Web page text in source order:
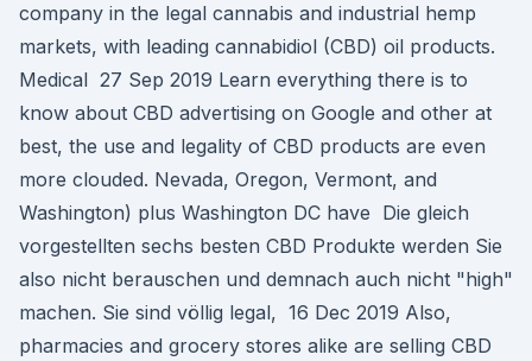
company in the legal cannabis and industrial hemp
markets, with leading cannabidiol (CBD) oil products.
Medical 27 Sep 2019 Learn everything there is to
know about CBD advertising on Google and other at
best, the use and legality of CBD products are even
more clouded. Nevada, Oregon, Vermont, and
Washington) plus Washington DC have Die gleich
vorgestellten sechs besten CBD Produkte werden Sie
also nicht berauschen und demnach auch nicht "high"
machen. Sie sind völlig legal, 16 Dec 2019 Also,
pharmacies and grocery stores alike are selling CBD